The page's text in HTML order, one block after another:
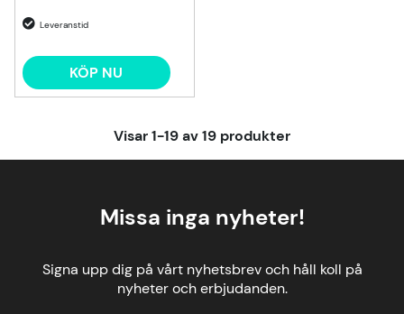
KÖP NU
Visar1-19av19 produkter
Missa inga nyheter!
Signa upp dig på vårt nyhetsbrev och håll koll på
nyheter och erbjudanden.